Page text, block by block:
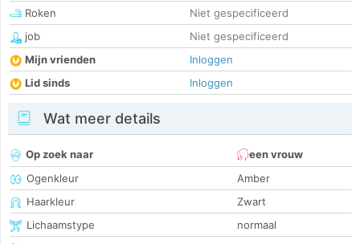
Roken
Niet gespecificeerd
job
Niet gespecificeerd
Mijn vrienden
Inloggen
Lid sinds
Inloggen
Wat meer details
Op zoek naar
een vrouw
Ogenkleur
Amber
Haarkleur
Zwart
Lichaamstype
normaal